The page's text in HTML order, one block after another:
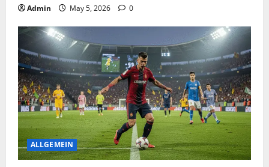
Admin May 5, 2026 0
ALLGEMEIN